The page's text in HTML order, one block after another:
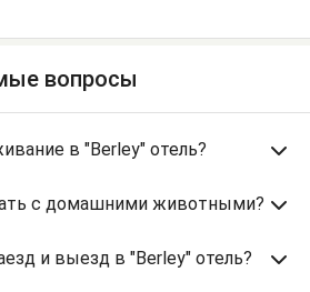
вопросы
в "Berley" отель?
с домашними животными?
и выезд в "Berley" отель?